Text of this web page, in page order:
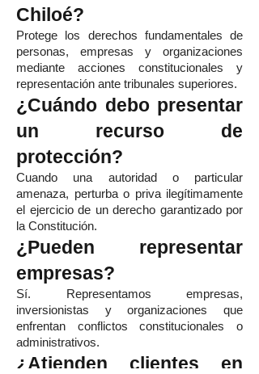
Chiloé?
Protege los derechos fundamentales de
personas, empresas y organizaciones
mediante acciones constitucionales y
representación ante tribunales superiores.
¿Cuándo debo presentar
un recurso de
protección?
Cuando una autoridad o particular
amenaza, perturba o priva ilegítimamente
el ejercicio de un derecho garantizado por
la Constitución.
¿Pueden representar
empresas?
Sí. Representamos empresas,
inversionistas y organizaciones que
enfrentan conflictos constitucionales o
administrativos.
¿Atienden clientes en